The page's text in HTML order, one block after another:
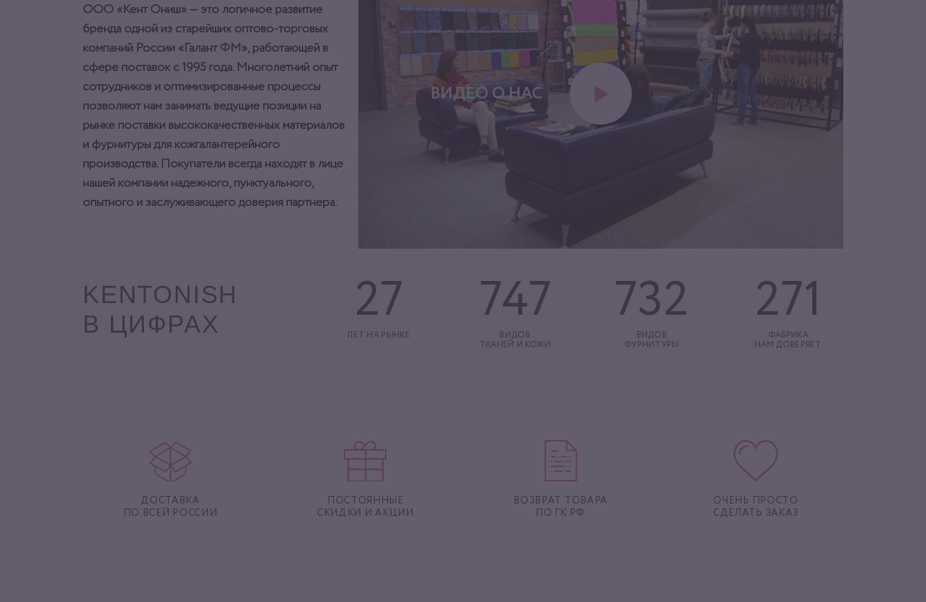
ООО «Кент Ониш» — это логичное развитие
бренда одной из старейших оптово-торговых
компаний России «Галант ФМ», работающей в
сфере поставок с 1995 года. Многолетний опыт
сотрудников и оптимизированные процессы
позволяют нам занимать ведущие позиции на
рынке поставки высококачественных материалов
и фурнитуры для кожгалантерейного
производства. Покупатели всегда находят в лице
нашей компании надежного, пунктуального,
опытного и заслуживающего доверия партнера.
ВИДЕО О НАС
KENTONISH
В ЦИФРАХ
27
ЛЕТ НА РЫНКЕ
747
ВИДОВ
ТКАНЕЙ И КОЖИ
732
ВИДОВ
ФУРНИТУРЫ
271
ФАБРИКА
НАМ ДОВЕРЯЕТ
ДОСТАВКА
ПО ВСЕЙ РОССИИ
ПОСТОЯННЫЕ
СКИДКИ И АКЦИИ
ВОЗВРАТ ТОВАРА
ПО ГК РФ
ОЧЕНЬ ПРОСТО
СДЕЛАТЬ ЗАКАЗ